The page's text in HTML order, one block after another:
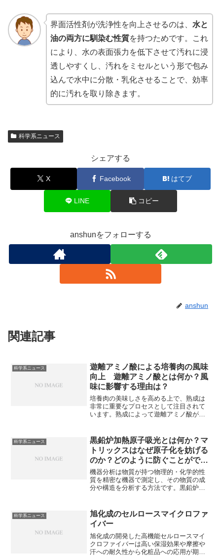
界面活性剤が洗浄性を向上させるのは、 水と
油の両方に馴染む性質を持つためです。これ
により、水の表面張力を低下させて汚れに浸
透しやすくし、汚れをミセルという形で包み
込んで水中に分散・乳化させることで、効率
的に汚れを取り除きます。
科学系ニュース
シェアする
X Facebook はてブ
LINE コピー
anshunをフォローする
anshun
関連記事
科学系ニュース
遊離アミノ酸による培養肉の風味
向上 遊離アミノ酸とは何か？風
味に影響する理由は？
培養肉の美味しさを高める上で、熟成は
非常に重要なプロセスとして注目されて
います。熟成によって遊離アミノ酸が増
とは何か、タンパク質を構成するアミノ
酸との違いや遊離アミノ酸であるグルタ
ミン酸とは何かについて知ることができ
ます。
科学系ニュース
黒鉛炉加熱原子吸光とは何か？マ
トリックスはなぜ原子化を妨げる
のか？どのように防ぐことができ
るか？
機器分析は物質が持つ物理的・化学的性
質を精密な機器で測定し、その物質の成
分や構造を分析する方法です。黒鉛炉加
（チューブ）の中で原子化する手法で
す。精度に優れる理由と欠点である化学
干渉を防ぐ理由を知ることができます。
科学系ニュース
旭化成のセルロースマイクロファ
イバー
旭化成の開発した高機能セルロースマイ
クロファイバーは高い保湿効果や摩擦や
汗への耐久性から化粧品への応用が期待